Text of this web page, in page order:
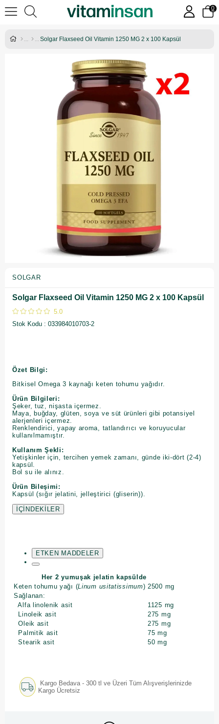
0
Solgar Flaxseed Oil Vitamin 1250 MG 2 x 100 Kapsül
SOLGAR
Solgar Flaxseed Oil Vitamin 1250 MG 2 x 100 Kapsül
5.0
Stok Kodu
033984010703-2
Özet Bilgi:
Bitkisel Omega 3 kaynağı keten tohumu yağıdır.
Ürün Bilgileri:
Şeker, tuz, nişasta içermez.
Maya, buğday, glüten, soya ve süt ürünleri gibi potansiyel
alerjenleri içermez.
Renklendirici, yapay aroma, tatlandırıcı ve koruyucular
kullanılmamıştır.
Kullanım Şekli:
Yetişkinler için, tercihen yemek zamanı, günde iki-dört (2-4)
kapsül.
Bol su ile alınız.
Ürün Bileşimi:
Kapsül (sığır jelatini, jelleştirici (gliserin)).
İÇİNDEKİLER
ETKEN MADDELER
Her 2 yumuşak jelatin kapsülde
Keten tohumu yağı (Linum usitatissimum) 2500 mg
Sağlanan:
Alfa linolenik asit
1125 mg
Linoleik asit
275 mg
Oleik asit
275 mg
Palmitik asit
75 mg
Stearik asit
50 mg
Kargo Bedava - 300 tl ve Üzeri Tüm Alışverişlerinizde
Kargo Ücretsiz